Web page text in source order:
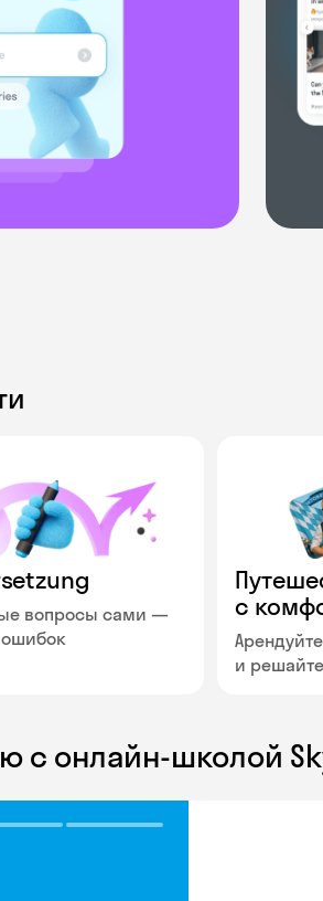
вопросы сами —
с
и
с онлайн-школой